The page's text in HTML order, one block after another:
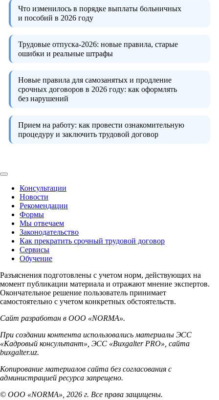
Что изменилось в порядке выплаты больничных
и пособий в 2026 году
Трудовые отпуска-2026: новые правила, старые
ошибки и реальные штрафы
Новые правила для самозанятых и продление
срочных договоров в 2026 году: как оформлять
без нарушений
Прием на работу: как провести ознакомительную
процедуру и заключить трудовой договор
Консультации
Новости
Рекомендации
Формы
Мы отвечаем
Законодательство
Как прекратить срочный трудовой договор
Сервисы
Обучение
Разъяснения подготовлены с учетом норм, действующих на
момент публикации материала и отражают мнение экспертов.
Окончательное решение пользователь принимает
самостоятельно с учетом конкретных обстоятельств.
Сайт разработан в ООО «NORMA».
При создании контента использовались материалы ЭСС
«Кадровый консультант», ЭСС «Buxgalter PRO», сайта
buxgalter.uz.
Копирование материалов сайта без согласования с
администрацией ресурса запрещено.
© ООО «NORMA», 2026 г. Все права защищены.